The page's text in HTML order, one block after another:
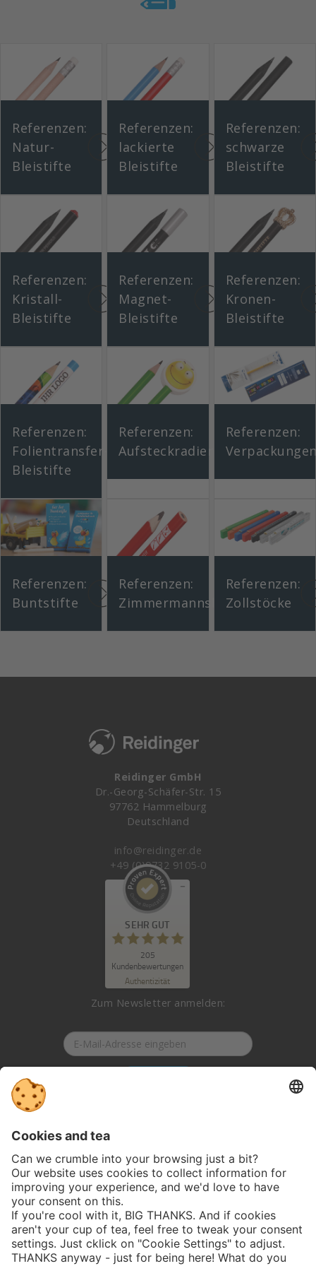
Exklusive Einzelverpackung
Bleistifte und Zollstöcke als individuelle
Lexikon
Referenzen:
Natur-
Bleistifte
Referenzen:
lackierte
Bleistifte
Referenzen:
schwarze
Bleistifte
Referenzen:
Kristall-
Bleistifte
Referenzen:
Magnet-
Bleistifte
Referenzen:
Kronen-
Bleistifte
Referenzen:
Folientransfer-
Bleistifte
Referenzen:
Aufsteckradiergummis
Referenzen:
Referenzen:
Buntstifte
Referenzen:
Zimmermannsbleistifte
Referenzen:
Zollstöcke
Reidinger GmbH
Dr.-Georg-Schäfer-Str. 15
97762 Hammelburg
Deutschland
info@reidinger.de
+49 (0)9732 9105-0
Jobs
Datenschutz
AGB
SEHR GUT
205
Kundenbewertungen
Authentizität
Kundenbewertungen und Erfahrungen zu
Reidinger GmbH
Empfehlungen auf
ProvenExpert.com
4,90
/
ProvenExpert.com
Bewertungen von
4
anderen Quellen
Zum Newsletter anmelden:
Folge uns auf Social-Media: